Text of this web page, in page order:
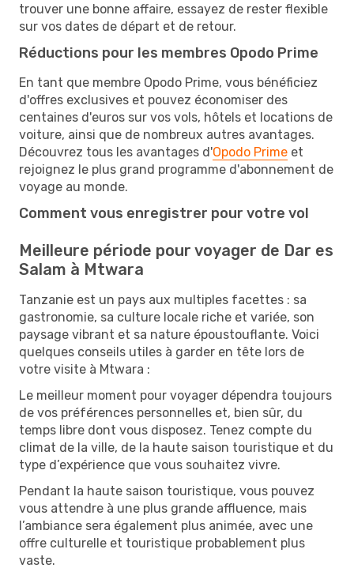
trouver une bonne affaire, essayez de rester flexible
sur vos dates de départ et de retour.
Réductions pour les membres Opodo Prime
En tant que membre Opodo Prime, vous bénéficiez
d'offres exclusives et pouvez économiser des
centaines d'euros sur vos vols, hôtels et locations de
voiture, ainsi que de nombreux autres avantages.
Découvrez tous les avantages d'Opodo Prime et
rejoignez le plus grand programme d'abonnement de
voyage au monde.
Comment vous enregistrer pour votre vol
Meilleure période pour voyager de Dar es
Salam à Mtwara
Tanzanie est un pays aux multiples facettes : sa
gastronomie, sa culture locale riche et variée, son
paysage vibrant et sa nature époustouflante. Voici
quelques conseils utiles à garder en tête lors de
votre visite à Mtwara :
Le meilleur moment pour voyager dépendra toujours
de vos préférences personnelles et, bien sûr, du
temps libre dont vous disposez. Tenez compte du
climat de la ville, de la haute saison touristique et du
type d’expérience que vous souhaitez vivre.
Pendant la haute saison touristique, vous pouvez
vous attendre à une plus grande affluence, mais
l’ambiance sera également plus animée, avec une
offre culturelle et touristique probablement plus
vaste.